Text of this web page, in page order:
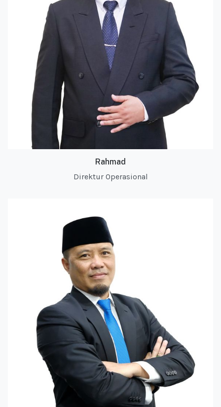
Rahmad
Direktur Operasional